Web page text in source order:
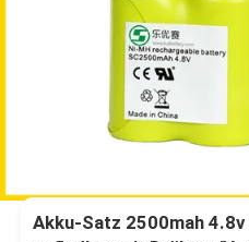
Akku-Satz 2500mah 4.8v